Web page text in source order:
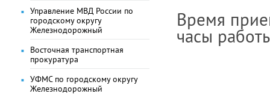
Управление МВД России по
городскому округу
Железнодорожный
Восточная транспортная
прокуратура
УФМС по городскому округу
Железнодорожный
Время
часы